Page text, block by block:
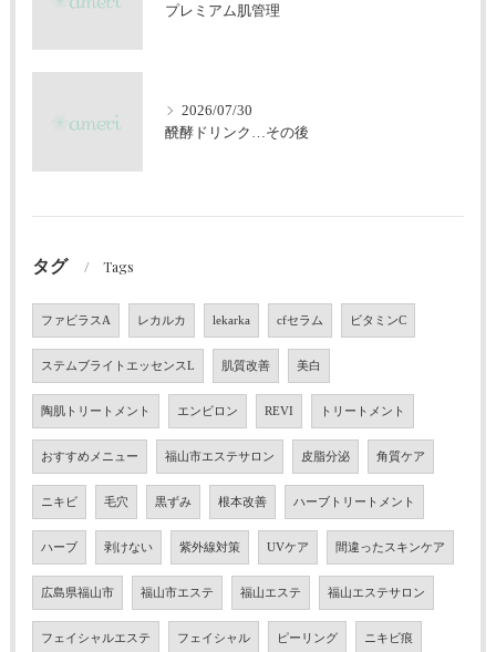
プレミアム肌管理
2026/07/30
醗酵ドリンク…その後
タグ Tags
ファビラスA レカルカ lekarka cfセラム ビタミンC
ステムブライトエッセンスL 肌質改善 美白
陶肌トリートメント エンビロン REVI トリートメント
おすすめメニュー 福山市エステサロン 皮脂分泌 角質ケア
ニキビ 毛穴 黒ずみ 根本改善 ハーブトリートメント
ハーブ 剥けない 紫外線対策 UVケア 間違ったスキンケア
広島県福山市 福山市エステ 福山エステ 福山エステサロン
フェイシャルエステ フェイシャル ピーリング ニキビ痕